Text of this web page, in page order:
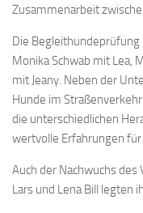
Zusammenarbeit
Die
Monika Schwab mit Lea,
mit Jeany. Neben der
Hunde im
die unterschiedlichen
wertvolle Erfahrungen
Auch der Nachwuchs
Lars und Lena Bill legten